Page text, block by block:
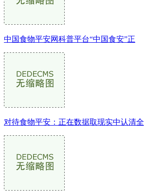
中国食物平安网科普平台“中国食安”正
对待食物平安：正在数据取现实中认清全